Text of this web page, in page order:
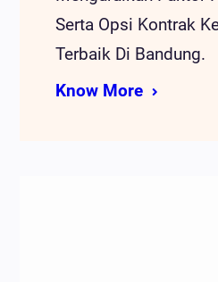
Serta Opsi Kontrak
Terbaik Di Bandung.
Know More